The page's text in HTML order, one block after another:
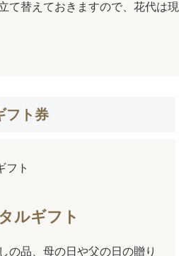
て替えておきますので、花代は
フト券
ルギフト
の品、母の日や父の日の贈り